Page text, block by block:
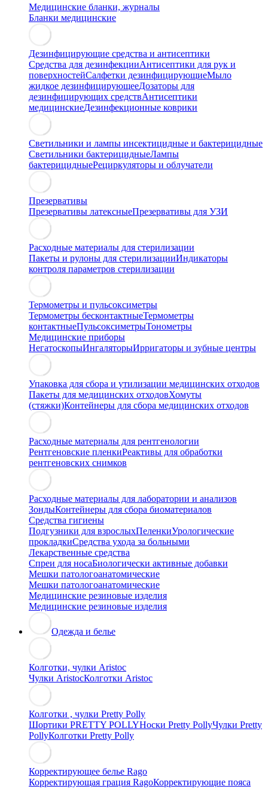
Медицинские бланки, журналы
Бланки медицинские
Дезинфицирующие средства и антисептики
Средства для дезинфекцииАнтисептики для рук и
поверхностейСалфетки дезинфицирующиеМыло
жидкое дезинфицирующееДозаторы для
дезинфицирующих средствАнтисептики
медицинскиеДезинфекционные коврики
Светильники и лампы инсектицидные и бактерицидные
Светильники бактерицидныеЛампы
бактерицидныеРециркуляторы и облучатели
Презервативы
Презервативы латексныеПрезервативы для УЗИ
Расходные материалы для стерилизации
Пакеты и рулоны для стерилизацииИндикаторы
контроля параметров стерилизации
Термометры и пульсоксиметры
Термометры бесконтактныеТермометры
контактныеПульсоксиметрыТонометры
Медицинские приборы
НегатоскопыИнгаляторыИрригаторы и зубные центры
Упаковка для сбора и утилизации медицинских отходов
Пакеты для медицинских отходовХомуты
(стяжки)Контейнеры для сбора медицинских отходов
Расходные материалы для рентгенологии
Рентгеновские пленкиРеактивы для обработки
рентгеновских снимков
Расходные материалы для лаборатории и анализов
ЗондыКонтейнеры для сбора биоматериалов
Средства гигиены
Подгузники для взрослыхПеленкиУрологические
прокладкиСредства ухода за больными
Лекарственные средства
Спреи для носаБиологически активные добавки
Мешки патологоанатомические
Мешки патологоанатомические
Медицинские резиновые изделия
Медицинские резиновые изделия
Одежда и белье
Колготки, чулки Aristoc
Чулки AristocКолготки Aristoc
Колготки , чулки Pretty Polly
Шортики PRETTY POLLYНоски Pretty PollyЧулки Pretty
PollyКолготки Pretty Polly
Корректирующее белье Rago
Корректирующая грация RagoКорректирующие пояса